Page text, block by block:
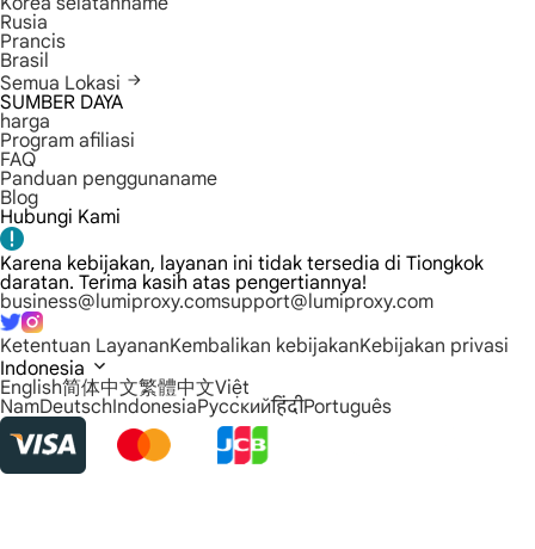
Rusia
Prancis
Brasil
Semua Lokasi
SUMBER DAYA
harga
Program afiliasi
FAQ
Panduan penggunaname
Blog
Hubungi Kami
Karena kebijakan, layanan ini tidak tersedia di Tiongkok
daratan. Terima kasih atas pengertiannya!
business@lumiproxy.comsupport@lumiproxy.com
Ketentuan LayananKembalikan kebijakanKebijakan privasi
Indonesia
English简体中文繁體中文Việt
NamDeutschIndonesiaРусскийहिंदीPortuguês